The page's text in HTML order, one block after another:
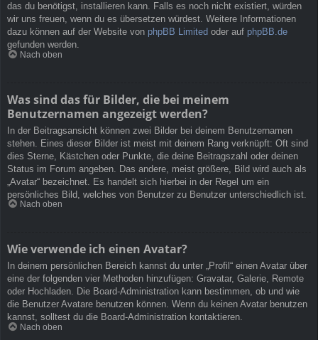
das du benötigst, installieren kann. Falls es noch nicht existiert, würden
wir uns freuen, wenn du es übersetzen würdest. Weitere Informationen
dazu können auf der Website von phpBB Limited oder auf phpBB.de
gefunden werden.
Nach oben
Was sind das für Bilder, die bei meinem
Benutzernamen angezeigt werden?
In der Beitragsansicht können zwei Bilder bei deinem Benutzernamen
stehen. Eines dieser Bilder ist meist mit deinem Rang verknüpft: Oft sind
dies Sterne, Kästchen oder Punkte, die deine Beitragszahl oder deinen
Status im Forum angeben. Das andere, meist größere, Bild wird auch als
„Avatar“ bezeichnet. Es handelt sich hierbei in der Regel um ein
persönliches Bild, welches von Benutzer zu Benutzer unterschiedlich ist.
Nach oben
Wie verwende ich einen Avatar?
In deinem persönlichen Bereich kannst du unter „Profil“ einen Avatar über
eine der folgenden vier Methoden hinzufügen: Gravatar, Galerie, Remote
oder Hochladen. Die Board-Administration kann bestimmen, ob und wie
die Benutzer Avatare benutzen können. Wenn du keinen Avatar benutzen
kannst, solltest du die Board-Administration kontaktieren.
Nach oben